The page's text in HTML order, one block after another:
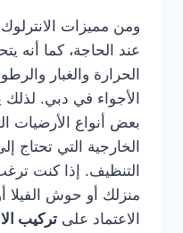
ومن مميزات
عند الحاجة، كما أنه
الحرارة والغبار
الأجواء في دبي. لذلك
بعض أنواع الأرضيات
الخارجية التي تحتاج
التنظيف. إذا كنت
منزلك أو حوش الفيلا
الاعتماد على تركيب